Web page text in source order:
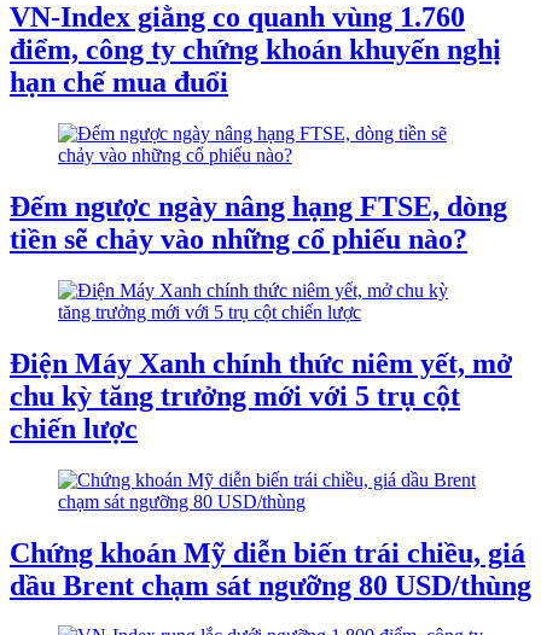
VN-Index giằng co quanh vùng 1.760
điểm, công ty chứng khoán khuyến nghị
hạn chế mua đuổi
Đếm ngược ngày nâng hạng FTSE, dòng
tiền sẽ chảy vào những cổ phiếu nào?
Điện Máy Xanh chính thức niêm yết, mở
chu kỳ tăng trưởng mới với 5 trụ cột
chiến lược
Chứng khoán Mỹ diễn biến trái chiều, giá
dầu Brent chạm sát ngưỡng 80 USD/thùng